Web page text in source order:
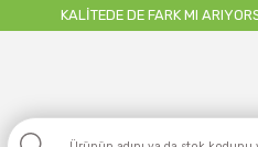
KALİTEDE DE FARK MI